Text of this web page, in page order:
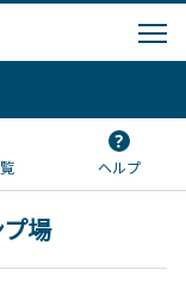
ヘルプ
場